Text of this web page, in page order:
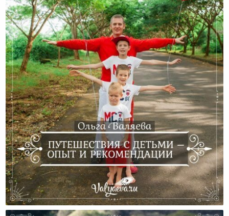
Путешествия С Детьми – Опыт И Рекомендации